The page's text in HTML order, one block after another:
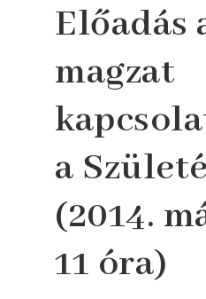
Előadás
magzat
a
(2014.
11 óra)